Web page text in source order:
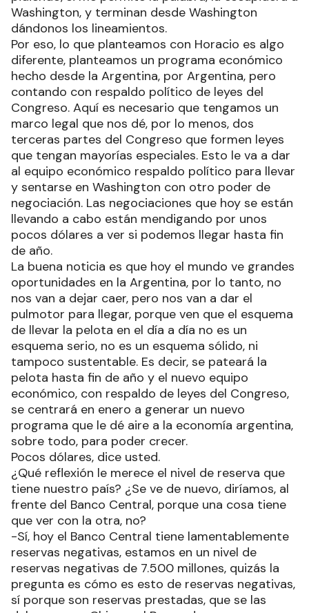
Washington, y terminan desde Washington
dándonos los lineamientos.
Por eso, lo que planteamos con Horacio es algo
diferente, planteamos un programa económico
hecho desde la Argentina, por Argentina, pero
contando con respaldo político de leyes del
Congreso. Aquí es necesario que tengamos un
marco legal que nos dé, por lo menos, dos
terceras partes del Congreso que formen leyes
que tengan mayorías especiales. Esto le va a dar
al equipo económico respaldo político para llevar
y sentarse en Washington con otro poder de
negociación. Las negociaciones que hoy se están
llevando a cabo están mendigando por unos
pocos dólares a ver si podemos llegar hasta fin
de año.
La buena noticia es que hoy el mundo ve grandes
oportunidades en la Argentina, por lo tanto, no
nos van a dejar caer, pero nos van a dar el
pulmotor para llegar, porque ven que el esquema
de llevar la pelota en el día a día no es un
esquema serio, no es un esquema sólido, ni
tampoco sustentable. Es decir, se pateará la
pelota hasta fin de año y el nuevo equipo
económico, con respaldo de leyes del Congreso,
se centrará en enero a generar un nuevo
programa que le dé aire a la economía argentina,
sobre todo, para poder crecer.
Pocos dólares, dice usted.
¿Qué reflexión le merece el nivel de reserva que
tiene nuestro país? ¿Se ve de nuevo, diríamos, al
frente del Banco Central, porque una cosa tiene
que ver con la otra, no?
-Sí, hoy el Banco Central tiene lamentablemente
reservas negativas, estamos en un nivel de
reservas negativas de 7.500 millones, quizás la
pregunta es cómo es esto de reservas negativas,
sí porque son reservas prestadas, que se las